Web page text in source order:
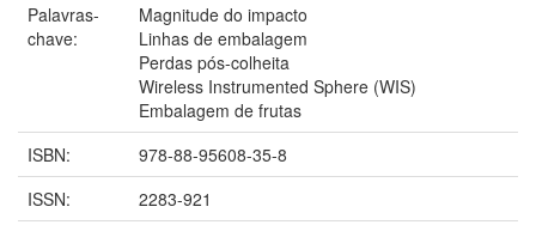
Palavras-
chave:
Magnitude do impacto
Linhas de embalagem
Perdas pós-colheita
Wireless Instrumented Sphere (WIS)
Embalagem de frutas
ISBN:
978-88-95608-35-8
ISSN:
2283-921